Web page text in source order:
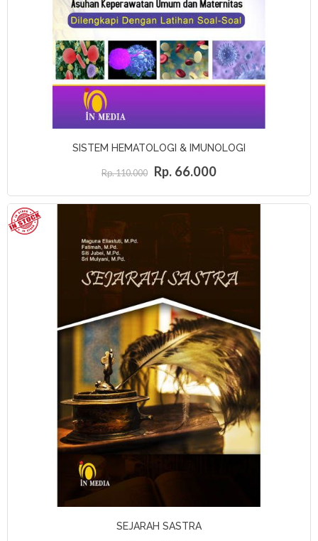
SISTEM HEMATOLOGI & IMUNOLOGI
Rp. 110.000 Rp. 66.000
SEJARAH SASTRA